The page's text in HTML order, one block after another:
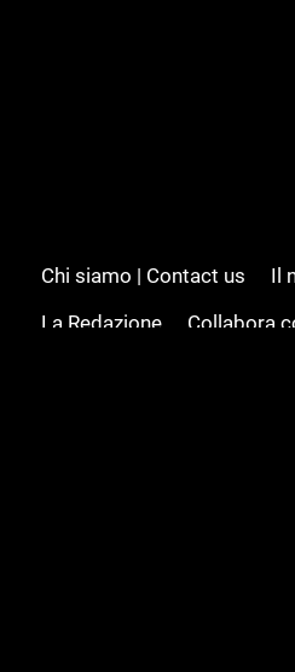
Chi siamo | Contact us
Il
La Redazione
Collabora